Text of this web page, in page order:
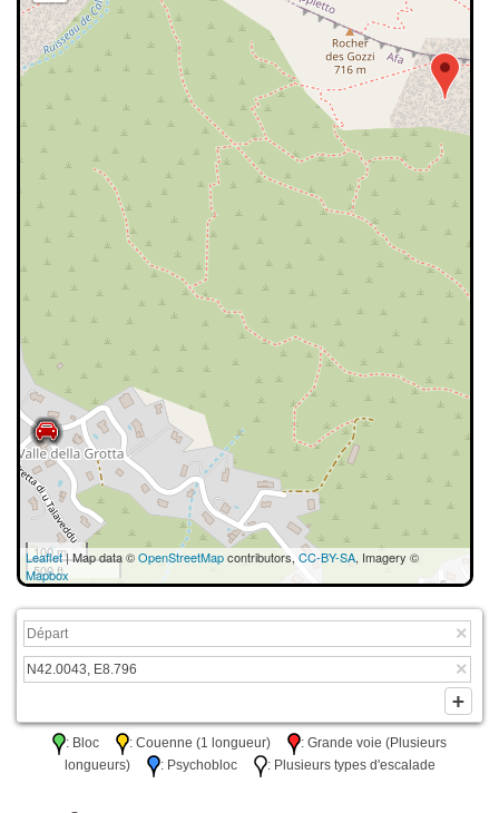
100 m
500 ft
Leaflet| Map data ©OpenStreetMapcontributors, CC-BY-SA, Imagery ©
Mapbox
: Bloc : Couenne (1 longueur)
: Grande voie (Plusieurs
longueurs)
: Psychobloc : Plusieurs types d'escalade